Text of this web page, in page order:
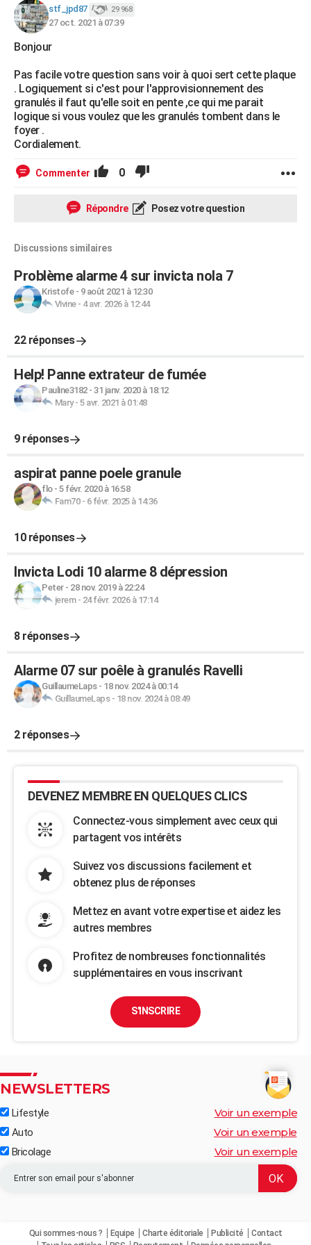
Destinations
City break
Voyage nature
Voyage de noces
Forum
Climat
+PHOTO
GUIDES D'ACHAT
BONS PLANS
CARTE DE VOEUX
Carte de Noël
Carte Bonne année
Carte Saint-Valentin
Carte Pâques
Carte d'anniversaire
DICTIONNAIRE
Service militaire
Avis de recherche
AVIS DE DÉCÈS
FORUM
stf_jpd87 29 968
27 oct. 2021 à 07:39
Bonjour
Pas facile votre question sans voir à quoi sert cette plaque
. Logiquement si c'est pour l'approvisionnement des
granulés il faut qu'elle soit en pente ,ce qui me parait
logique si vous voulez que les granulés tombent dans le
foyer .
Cordialement.
Commenter 0
Répondre Posez votre question
Discussions similaires
Problème alarme 4 sur invicta nola 7
Kristofe- 9 août 2021 à 12:30
Vivine- 4 avr. 2026 à 12:44
22 réponses
Help! Panne extrateur de fumée
Pauline3182- 31 janv. 2020 à 18:12
Mary- 5 avr. 2021 à 01:48
9 réponses
aspirat panne poele granule
flo- 5 févr. 2020 à 16:58
Fam70- 6 févr. 2025 à 14:36
10 réponses
Invicta Lodi 10 alarme 8 dépression
Peter- 28 nov. 2019 à 22:24
jerem- 24 févr. 2026 à 17:14
8 réponses
Alarme 07 sur poêle à granulés Ravelli
GuillaumeLaps- 18 nov. 2024 à 00:14
GuillaumeLaps- 18 nov. 2024 à 08:49
2 réponses
DEVENEZ MEMBRE EN QUELQUES CLICS
Connectez-vous simplement avec ceux qui
partagent vos intérêts
Suivez vos discussions facilement et
obtenez plus de réponses
Mettez en avant votre expertise et aidez les
autres membres
Profitez de nombreuses fonctionnalités
supplémentaires en vous inscrivant
S'INSCRIRE
NEWSLETTERS
Lifestyle Voir un exemple
Auto Voir un exemple
Bricolage Voir un exemple
Qui sommes-nous ? Equipe Charte éditoriale Publicité
Contact